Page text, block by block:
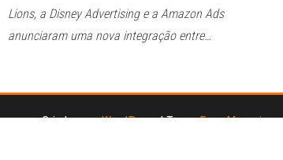
Lions, a Disney Advertising e a Amazon Ads
anunciaram uma nova integração entre…
Criado comWordPress |Tema:Envo Magazine